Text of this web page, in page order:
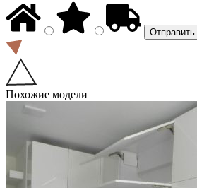
Похожие модели